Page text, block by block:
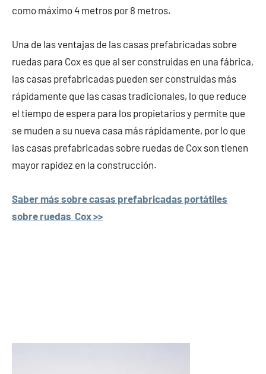
como máximo 4 metros por 8 metros.
Una de las ventajas de las casas prefabricadas sobre
ruedas para Cox es que al ser construidas en una fábrica,
las casas prefabricadas pueden ser construidas más
rápidamente que las casas tradicionales, lo que reduce
el tiempo de espera para los propietarios y permite que
se muden a su nueva casa más rápidamente, por lo que
las casas prefabricadas sobre ruedas de Cox son tienen
mayor rapidez en la construcción.
Saber más sobre casas prefabricadas portátiles
sobre ruedas Cox >>